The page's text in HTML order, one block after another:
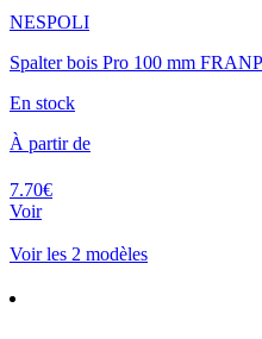
NESPOLI
Spalter bois Pro 100 mm
En stock
À partir de
7.70€
Voir
Voir les 2 modèles